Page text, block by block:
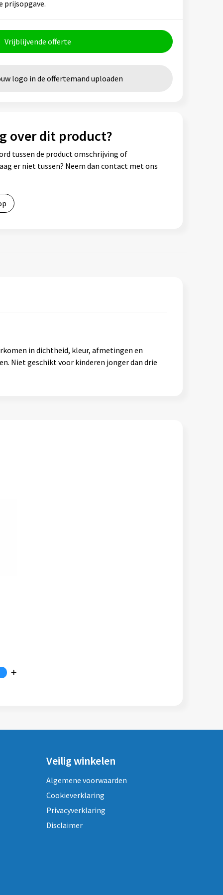
prijsopgave.
Vrijblijvende offerte
logo in de offertemand uploaden
over dit product?
tussen de product omschrijving of
er niet tussen? Neem dan contact met ons
in dichtheid, kleur, afmetingen en
Niet geschikt voor kinderen jonger dan drie
Veilig winkelen
Algemene voorwaarden
Cookieverklaring
Privacyverklaring
Disclaimer